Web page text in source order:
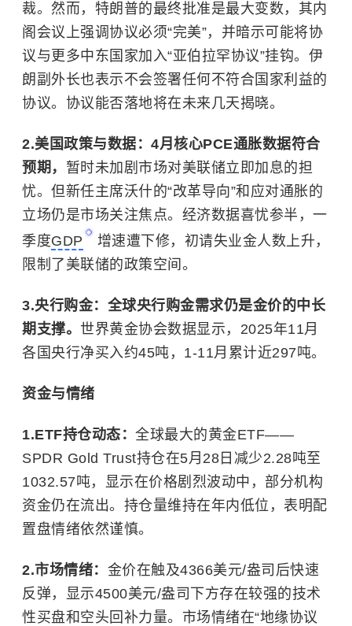
裁。然而，特朗普的最终批准是最大变数，其内
阁会议上强调协议必须“完美”，并暗示可能将协
议与更多中东国家加入“亚伯拉罕协议”挂钩。伊
朗副外长也表示不会签署任何不符合国家利益的
协议。协议能否落地将在未来几天揭晓。
2.美国政策与数据：4月核心PCE通胀数据符合
预期， 暂时未加剧市场对美联储立即加息的担
忧。但新任主席沃什的“改革导向”和应对通胀的
立场仍是市场关注焦点。经济数据喜忧参半，一
季度GDP
增速遭下修，初请失业金人数上升，
限制了美联储的政策空间。
3.央行购金：全球央行购金需求仍是金价的中长
期支撑。 世界黄金协会数据显示，2025年11月
各国央行净买入约45吨，1-11月累计近297吨。
资金与情绪
1.ETF持仓动态： 全球最大的黄金ETF——
SPDR Gold Trust持仓在5月28日减少2.28吨至
1032.57吨，显示在价格剧烈波动中，部分机构
资金仍在流出。持仓量维持在年内低位，表明配
置盘情绪依然谨慎。
2.市场情绪： 金价在触及4366美元/盎司后快速
反弹，显示4500美元/盎司下方存在较强的技术
性买盘和空头回补力量。市场情绪在“地缘协议